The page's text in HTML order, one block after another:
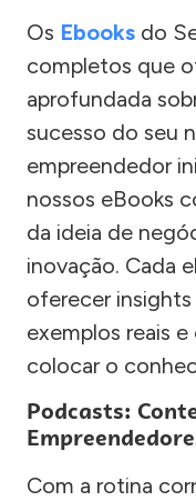
Os Ebooks do
completos que
aprofundada
sucesso do seu
empreendedor
nossos eBooks
da ideia de
inovação. Cada
oferecer
exemplos reais
colocar o
Podcasts:
Com a rotina